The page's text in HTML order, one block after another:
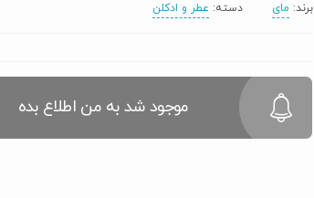
برند: مای دسته: عطر و ادکلن
موجود شد به من اطلاع بده